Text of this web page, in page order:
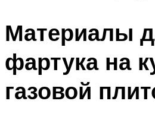
Материалы
фартука на
газовой